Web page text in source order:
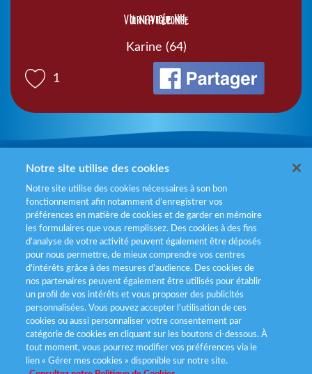
Voir la réponse
Il navigue !!!!
1
Karine (64)
Mentions légales
Politiques de gestion des cookies
Politique données personnelles
Services consommateurs
Déclaration d’accessibilité
Notre site utilise des cookies
Notre site utilise des cookies nécessaires à son bon
fonctionnement afin notamment d’enregistrer vos
préférences en matière de cookies et de garder en mémoire
les formulaires que vous remplissez. Des cookies à des fins
d’analyse de votre activité peuvent également être déposés
pour nous permettre, de mieux comprendre vos centres
d'intérêts grâce à des mesures d’audience. Des cookies de
nos partenaires peuvent également être utilisés pour établir
un profil de vos intérêts et vous proposer des publicités
personnalisées. Vous pouvez accepter l’utilisation de ces
cookies ou aussi personnaliser votre consentement par
catégorie de cookies en cliquant sur les boutons ci-dessous. À
tout moment, vous pourrez modifier vos préférences via le
lien « Gérer mes cookies » disponible sur notre site.